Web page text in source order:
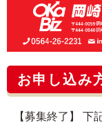
お申し込み
【募集終了】 下